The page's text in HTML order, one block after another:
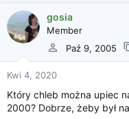
gosia
Member
Paź 9, 2005
Kwi 4, 2020
Który chleb można upiec
2000? Dobrze, żeby był